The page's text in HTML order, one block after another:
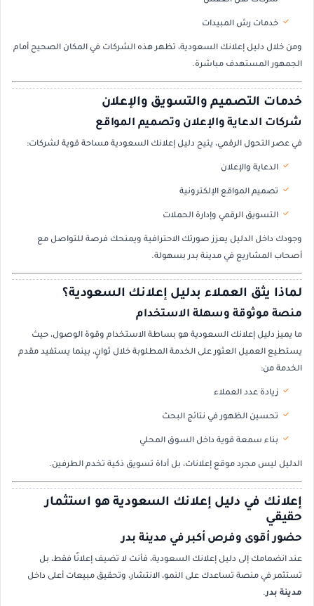
خدمات رش المبيدات
ومن خلال دليل إعلانك السعودية، تظهر هذه الشركات في المكان الصحيح أمام
الجمهور المستهدف مباشرة.
خدمات التصميم والتسويق والإعلان
شركات الدعاية والإعلان وتصميم المواقع
في عصر التحول الرقمي، يتيح دليل إعلانك السعودية مساحة قوية لشركات:
الدعاية والإعلان
تصميم المواقع الإلكترونية
التسويق الرقمي وإدارة الحملات
وجودك داخل الدليل يعزز صورتك الاحترافية ويمنحك فرصة للتواصل مع
أصحاب المشاريع في مدينة بدر بسهولة.
لماذا يثق العملاء بدليل إعلانك السعودية؟
منصة موثوقة وسهلة الاستخدام
ما يميز دليل إعلانك السعودية هو بساطة الاستخدام وقوة الوصول، حيث
يستطيع العميل العثور على الخدمة المطلوبة خلال ثوانٍ، بينما يستفيد مقدم
الخدمة من:
زيادة عدد العملاء
تحسين الظهور في نتائج البحث
بناء سمعة قوية داخل السوق المحلي
الدليل ليس مجرد موقع إعلانات، بل أداة تسويق ذكية تخدم الطرفين.
إعلانك في دليل إعلانك السعودية هو استثمار
حقيقي
حضور أقوى وفرص أكبر في مدينة بدر
عند انضمامك إلى دليل إعلانك السعودية، فأنت لا تضيف إعلانًا فقط، بل
تستثمر في منصة تساعدك على النمو، الانتشار، وتحقيق مبيعات أعلى داخل
مدينة بدر.